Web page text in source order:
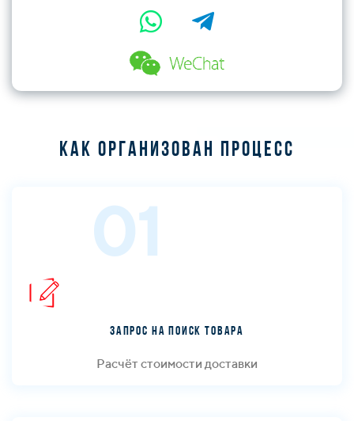
Как организован процесс
01
Запрос на поиск товара
Расчёт стоимости доставки